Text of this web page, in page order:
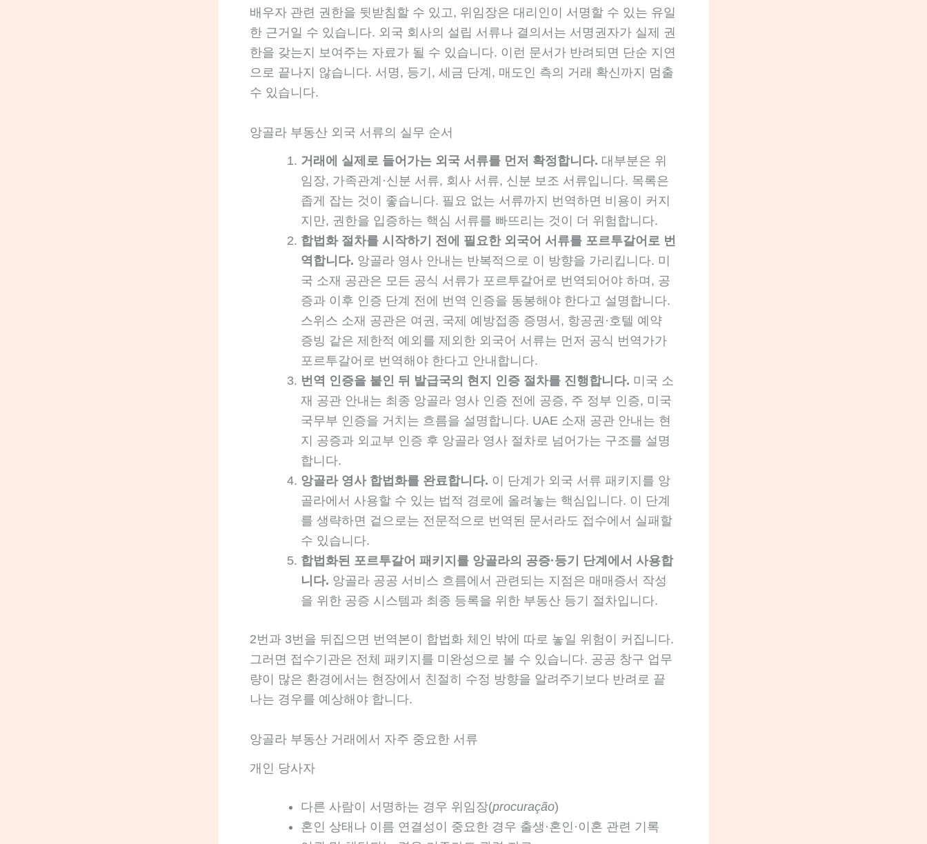
배우자 관련 권한을 뒷받침할 수 있고, 위임장은 대리인이 서명할 수 있는 유일
한 근거일 수 있습니다. 외국 회사의 설립 서류나 결의서는 서명권자가 실제 권
한을 갖는지 보여주는 자료가 될 수 있습니다. 이런 문서가 반려되면 단순 지연
으로 끝나지 않습니다. 서명, 등기, 세금 단계, 매도인 측의 거래 확신까지 멈출
수 있습니다.
앙골라 부동산 외국 서류의 실무 순서
거래에 실제로 들어가는 외국 서류를 먼저 확정합니다. 대부분은 위
임장, 가족관계·신분 서류, 회사 서류, 신분 보조 서류입니다. 목록은
좁게 잡는 것이 좋습니다. 필요 없는 서류까지 번역하면 비용이 커지
지만, 권한을 입증하는 핵심 서류를 빠뜨리는 것이 더 위험합니다.
합법화 절차를 시작하기 전에 필요한 외국어 서류를 포르투갈어로 번
역합니다. 앙골라 영사 안내는 반복적으로 이 방향을 가리킵니다. 미
국 소재 공관은 모든 공식 서류가 포르투갈어로 번역되어야 하며, 공
증과 이후 인증 단계 전에 번역 인증을 동봉해야 한다고 설명합니다.
스위스 소재 공관은 여권, 국제 예방접종 증명서, 항공권·호텔 예약
증빙 같은 제한적 예외를 제외한 외국어 서류는 먼저 공식 번역가가
포르투갈어로 번역해야 한다고 안내합니다.
번역 인증을 붙인 뒤 발급국의 현지 인증 절차를 진행합니다. 미국 소
재 공관 안내는 최종 앙골라 영사 인증 전에 공증, 주 정부 인증, 미국
국무부 인증을 거치는 흐름을 설명합니다. UAE 소재 공관 안내는 현
지 공증과 외교부 인증 후 앙골라 영사 절차로 넘어가는 구조를 설명
합니다.
앙골라 영사 합법화를 완료합니다. 이 단계가 외국 서류 패키지를 앙
골라에서 사용할 수 있는 법적 경로에 올려놓는 핵심입니다. 이 단계
를 생략하면 겉으로는 전문적으로 번역된 문서라도 접수에서 실패할
수 있습니다.
합법화된 포르투갈어 패키지를 앙골라의 공증·등기 단계에서 사용합
니다. 앙골라 공공 서비스 흐름에서 관련되는 지점은 매매증서 작성
을 위한 공증 시스템과 최종 등록을 위한 부동산 등기 절차입니다.
2번과 3번을 뒤집으면 번역본이 합법화 체인 밖에 따로 놓일 위험이 커집니다.
그러면 접수기관은 전체 패키지를 미완성으로 볼 수 있습니다. 공공 창구 업무
량이 많은 환경에서는 현장에서 친절히 수정 방향을 알려주기보다 반려로 끝
나는 경우를 예상해야 합니다.
앙골라 부동산 거래에서 자주 중요한 서류
개인 당사자
다른 사람이 서명하는 경우 위임장(procuração)
혼인 상태나 이름 연결성이 중요한 경우 출생·혼인·이혼 관련 기록